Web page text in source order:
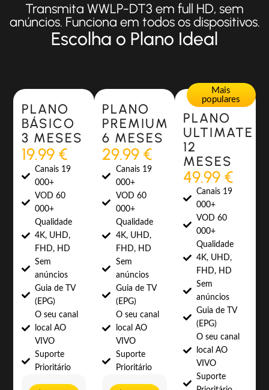
Transmita WWLP-DT3 em full HD, sem
anúncios. Funciona em todos os dispositivos.
Escolha o Plano Ideal
Most Popular
PLANO
BÁSICO
3 MESES
19.99 €
Canais 19
000+
VOD 60
000+
Qualidade
4K, UHD,
FHD, HD
Sem
anúncios
Guia de TV
(EPG)
O seu canal
local AO
VIVO
Suporte
Prioritário
Most Popular
PLANO
PREMIUM
6 MESES
29.99 €
Canais 19
000+
VOD 60
000+
Qualidade
4K, UHD,
FHD, HD
Sem
anúncios
Guia de TV
(EPG)
O seu canal
local AO
VIVO
Suporte
Prioritário
Mais
populares
PLANO
ULTIMATE
12
MESES
49.99 €
Canais 19
000+
VOD 60
000+
Qualidade
4K, UHD,
FHD, HD
Sem
anúncios
Guia de TV
(EPG)
O seu canal
local AO
VIVO
Suporte